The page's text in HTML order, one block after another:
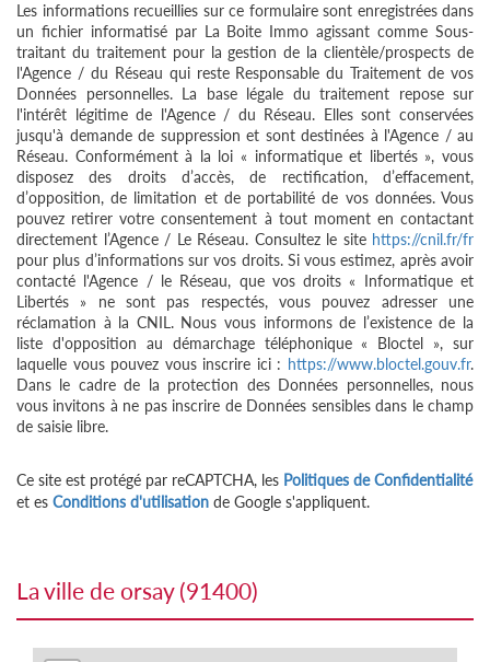
Les informations recueillies sur ce formulaire sont enregistrées dans
un fichier informatisé par La Boite Immo agissant comme Sous-
traitant du traitement pour la gestion de la clientèle/prospects de
l'Agence / du Réseau qui reste Responsable du Traitement de vos
Données personnelles. La base légale du traitement repose sur
l'intérêt légitime de l'Agence / du Réseau. Elles sont conservées
jusqu'à demande de suppression et sont destinées à l'Agence / au
Réseau. Conformément à la loi « informatique et libertés », vous
disposez des droits d’accès, de rectification, d’effacement,
d’opposition, de limitation et de portabilité de vos données. Vous
pouvez retirer votre consentement à tout moment en contactant
directement l’Agence / Le Réseau. Consultez le site https://cnil.fr/fr
pour plus d’informations sur vos droits. Si vous estimez, après avoir
contacté l'Agence / le Réseau, que vos droits « Informatique et
Libertés » ne sont pas respectés, vous pouvez adresser une
réclamation à la CNIL. Nous vous informons de l’existence de la
liste d'opposition au démarchage téléphonique « Bloctel », sur
laquelle vous pouvez vous inscrire ici : https://www.bloctel.gouv.fr.
Dans le cadre de la protection des Données personnelles, nous
vous invitons à ne pas inscrire de Données sensibles dans le champ
de saisie libre.
Ce site est protégé par reCAPTCHA, les Politiques de Confidentialité
et es Conditions d'utilisation de Google s'appliquent.
la ville de orsay (91400)